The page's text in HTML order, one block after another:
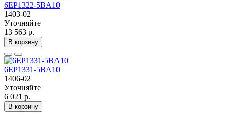
6EP1322-5BA10
1403-02
Уточняйте
13 563 р.
В корзину
6EP1331-5BA10
1406-02
Уточняйте
6 021 р.
В корзину